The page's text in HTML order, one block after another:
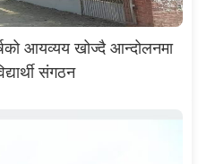
आयव्यय खोज्दै आन्दोलनमा
संगठन